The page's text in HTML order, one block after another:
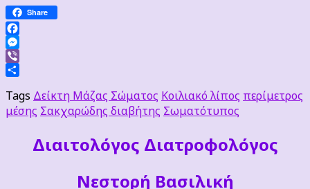
Share
Facebook
Messenger
Viber
Tags Δείκτη Μάζας Σώματος Κοιλιακό λίπος περίμετρος
μέσης Σακχαρώδης διαβήτης Σωματότυπος
Διαιτoλόγος Διατροφολόγος
Νεστορή Βασιλική